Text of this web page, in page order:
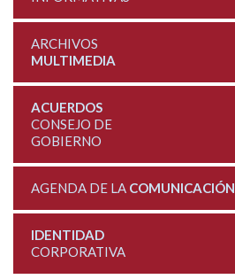
ARCHIVOS
MULTIMEDIA
ACUERDOS
CONSEJO DE
GOBIERNO
AGENDA DE LA COMUNICACIÓN
IDENTIDAD
CORPORATIVA